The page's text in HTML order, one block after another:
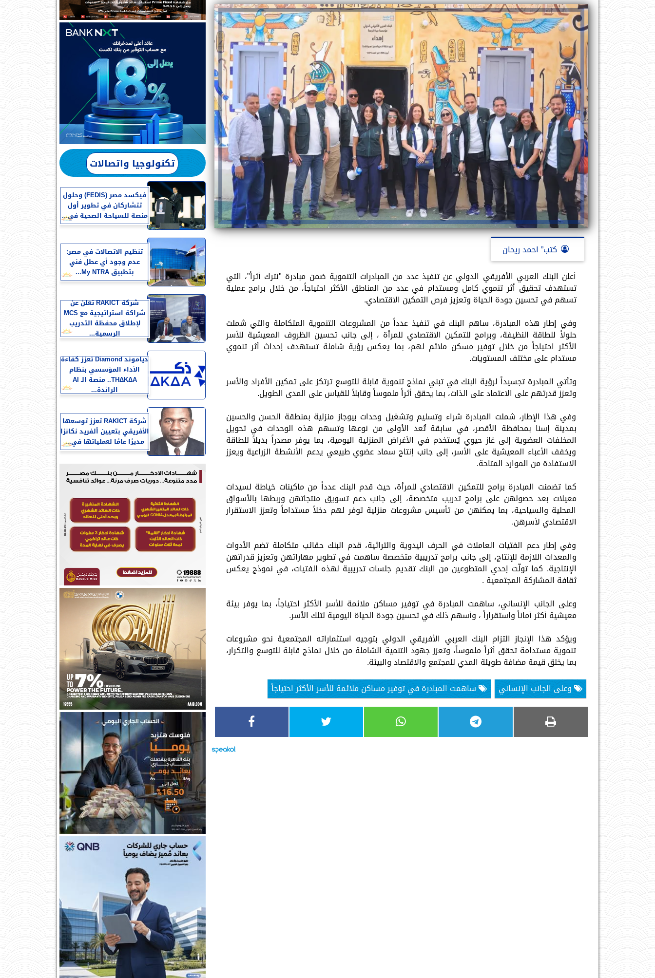
كتب” احمد ريحان
أعلن البنك العربي الأفريقي الدولي عن تنفيذ عدد من المبادرات التنموية ضمن مبادرة "نترك أثراً"، التي
تستهدف تحقيق أثر تنموي كامل ومستدام في عدد من المناطق الأكثر احتياجاً، من خلال برامج عملية
تسهم في تحسين جودة الحياة وتعزيز فرص التمكين الاقتصادي.
وفي إطار هذه المبادرة، ساهم البنك في تنفيذ عدداً من المشروعات التنموية المتكاملة والتي شملت
حلولاً للطاقة النظيفة، وبرامج للتمكين الاقتصادي للمرأة ، إلى جانب تحسين الظروف المعيشية للأسر
الأكثر احتياجاً من خلال توفير مسكن ملائم لهم، بما يعكس رؤية شاملة تستهدف إحداث أثر تنموي
مستدام على مختلف المستويات.
وتأتي المبادرة تجسيداً لرؤية البنك في تبني نماذج تنموية قابلة للتوسع ترتكز على تمكين الأفراد والأسر
وتعزز قدرتهم على الاعتماد على الذات، بما يحقق أثراً ملموساً وقابلاً للقياس على المدى الطويل.
وفي هذا الإطار، شملت المبادرة شراء وتسليم وتشغيل وحدات بيوجاز منزلية بمنطقة الحسن والحسين
بمدينة إسنا بمحافظة الأقصر، في سابقة تُعد الأولى من نوعها وتسهم هذه الوحدات في تحويل
المخلفات العضوية إلى غاز حيوي يُستخدم في الأغراض المنزلية اليومية، بما يوفر مصدراً بديلاً للطاقة
ويخفف الأعباء المعيشية على الأسر، إلى جانب إنتاج سماد عضوي طبيعي يدعم الأنشطة الزراعية ويعزز
الاستفادة من الموارد المتاحة.
كما تضمنت المبادرة برامج للتمكين الاقتصادي للمرأة، حيث قدم البنك عدداً من ماكينات خياطة لسيدات
معيلات بعد حصولهن على برامج تدريب متخصصة، إلى جانب دعم تسويق منتجاتهن وربطها بالأسواق
المحلية والسياحية، بما يمكنهن من تأسيس مشروعات منزلية توفر لهم دخلاً مستداماً وتعزز الاستقرار
الاقتصادي لأسرهن.
وفي إطار دعم الفتيات العاملات في الحرف اليدوية والتراثية، قدم البنك حقائب متكاملة تضم الأدوات
والمعدات اللازمة للإنتاج، إلى جانب برامج تدريبية متخصصة ساهمت في تطوير مهاراتهن وتعزيز قدراتهن
الإنتاجية. كما تولّت إحدي المتطوعين من البنك تقديم جلسات تدريبية لهذه الفتيات، في نموذج يعكس
ثقافة المشاركة المجتمعية .
وعلى الجانب الإنساني، ساهمت المبادرة في توفير مساكن ملائمة للأسر الأكثر احتياجاً، بما يوفر بيئة
معيشية أكثر أماناً واستقراراً ، وأسهم ذلك في تحسين جودة الحياة اليومية لتلك الأسر.
ويؤكد هذا الإنجاز التزام البنك العربي الأفريقي الدولي بتوجيه استثماراته المجتمعية نحو مشروعات
تنموية مستدامة تحقق أثراً ملموساً، وتعزز جهود التنمية الشاملة من خلال نماذج قابلة للتوسع والتكرار،
بما يخلق قيمة مضافة طويلة المدي للمجتمع والاقتصاد والبيئة.
وعلى الجانب الإنساني
ساهمت المبادرة في توفير مساكن ملائمة للأسر الأكثر احتياجاً
تكنولوجيا واتصالات
فيكسد مصر (FEDIS) وحلول
تتشاركان في تطوير أول
منصة للسياحة الصحية في...
تنظيم الاتصالات في مصر:
عدم وجود أي عطل فني
بتطبيق My NTRA...
شركة RAKICT تعلن عن
شراكة استراتيجية مع MCS
لإطلاق محفظة التدريب
الرسمية...
دياموند Diamond تعزز كفاءة
الأداء المؤسسي بنظام
THΔKΔA.. منصة الـ AI
الرائدة...
شركة RAKICT تعزز توسعها
الأفريقي بتعيين ألفريد نكانزا
مديرًا عامًا لعملياتها في...